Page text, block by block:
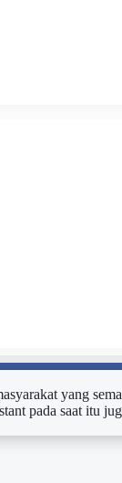
yang
pada saat itu